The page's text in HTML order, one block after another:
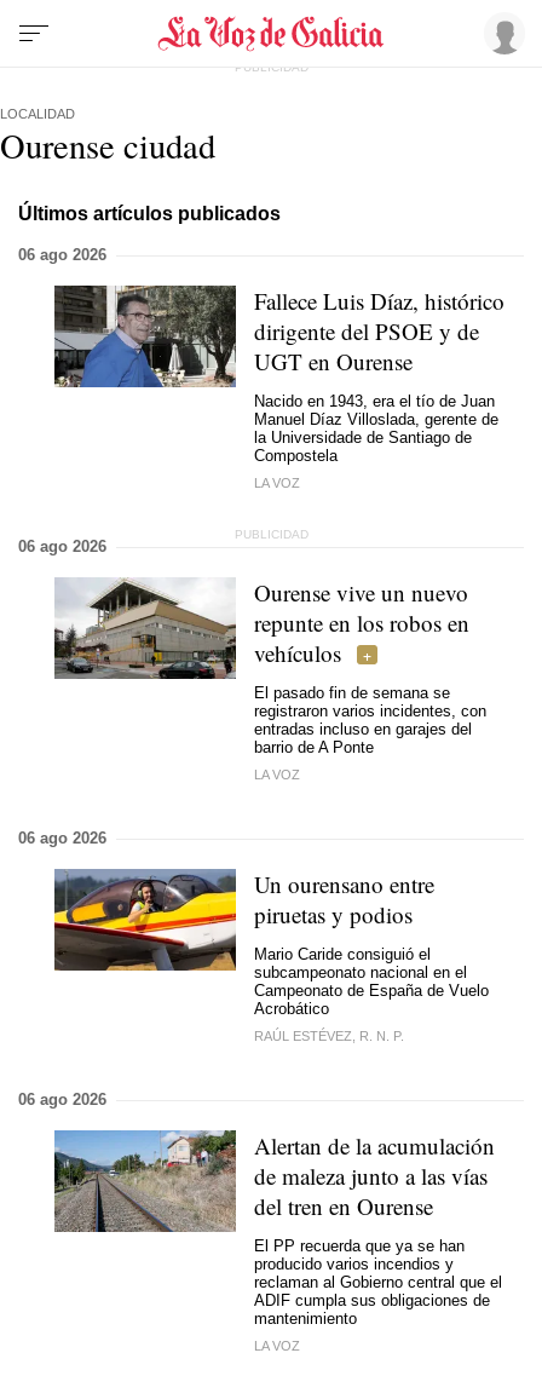
LOCALIDAD
Ourense ciudad
Últimos artículos publicados
06 ago 2026
Fallece Luis Díaz, histórico
dirigente del PSOE y de
UGT en Ourense
Nacido en 1943, era el tío de Juan
Manuel Díaz Villoslada, gerente de
la Universidade de Santiago de
Compostela
LA VOZ
06 ago 2026
Ourense vive un nuevo
repunte en los robos en
vehículos
El pasado fin de semana se
registraron varios incidentes, con
entradas incluso en garajes del
barrio de A Ponte
LA VOZ
06 ago 2026
Un ourensano entre
piruetas y podios
Mario Caride consiguió el
subcampeonato nacional en el
Campeonato de España de Vuelo
Acrobático
RAÚL ESTÉVEZ, R. N. P.
06 ago 2026
Alertan de la acumulación
de maleza junto a las vías
del tren en Ourense
El PP recuerda que ya se han
producido varios incendios y
reclaman al Gobierno central que el
ADIF cumpla sus obligaciones de
mantenimiento
LA VOZ